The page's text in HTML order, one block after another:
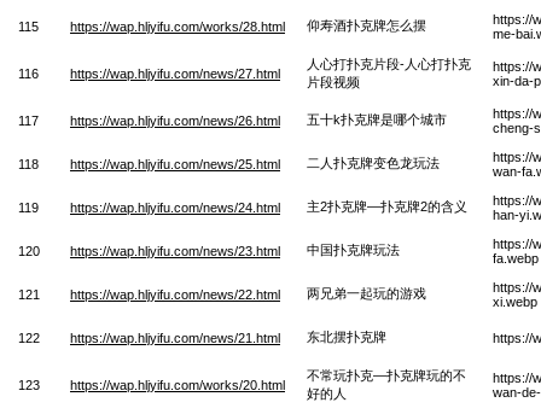
115 https://wap.hljyifu.com/works/28.html 仰寿酒扑克牌怎么摆
https://
me-
116 https://wap.hljyifu.com/news/27.html
人心打扑克片段-人心打扑克
片段视频
https://
xin-da-
117 https://wap.hljyifu.com/news/26.html 五十k扑克牌是哪个城市
https://
cheng-
118 https://wap.hljyifu.com/news/25.html 二人扑克牌变色龙玩法
https://
wan-
119 https://wap.hljyifu.com/news/24.html 主2扑克牌—扑克牌2的含义
https://
han-
120 https://wap.hljyifu.com/news/23.html 中国扑克牌玩法
https://
fa.webp
121 https://wap.hljyifu.com/news/22.html 两兄弟一起玩的游戏
https://
xi.webp
122 https://wap.hljyifu.com/news/21.html 东北摆扑克牌 https://
123 https://wap.hljyifu.com/works/20.html
不常玩扑克—扑克牌玩的不
好的人
https://
wan-